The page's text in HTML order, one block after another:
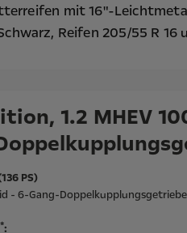
mit 16"-
Reifen 205/55 R 16
1.2 MHEV
PS)
- 6-Gang-Doppelkupplungsgetriebe
: